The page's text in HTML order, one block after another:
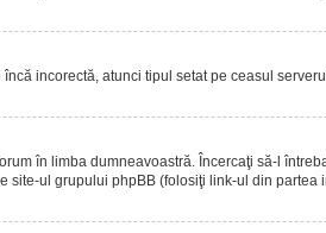
incorectă, atunci tipul setat pe ceasul
în limba dumneavoastră. Încercaţi să-l
site-ul grupului phpBB (folosiţi link-ul din